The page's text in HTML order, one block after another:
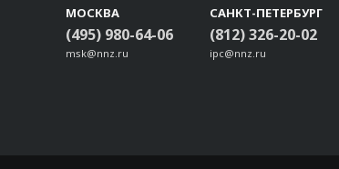
МОСКВА
(495) 980-64-06
msk@nnz.ru
САНКТ-ПЕТЕРБУРГ
(812) 326-20-02
ipc@nnz.ru